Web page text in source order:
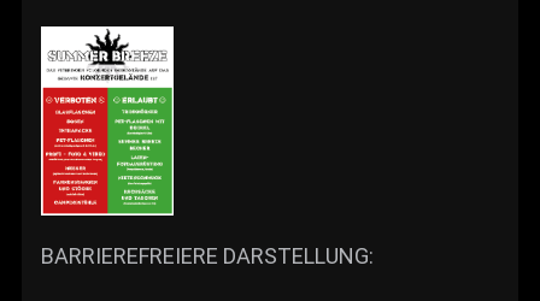
BARRIEREFREIERE DARSTELLUNG: